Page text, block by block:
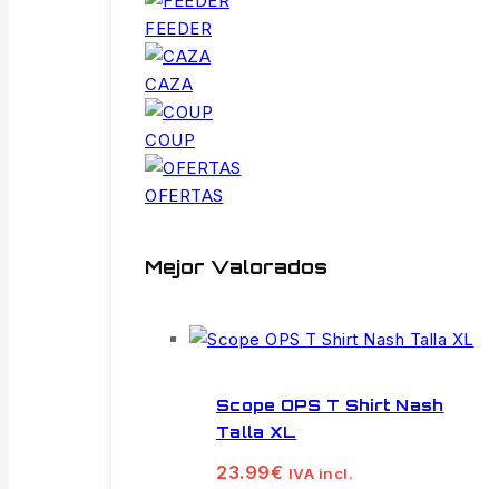
FEEDER
CAZA
COUP
OFERTAS
Mejor Valorados
Scope OPS T Shirt Nash
Talla XL
23.99€ IVA incl.